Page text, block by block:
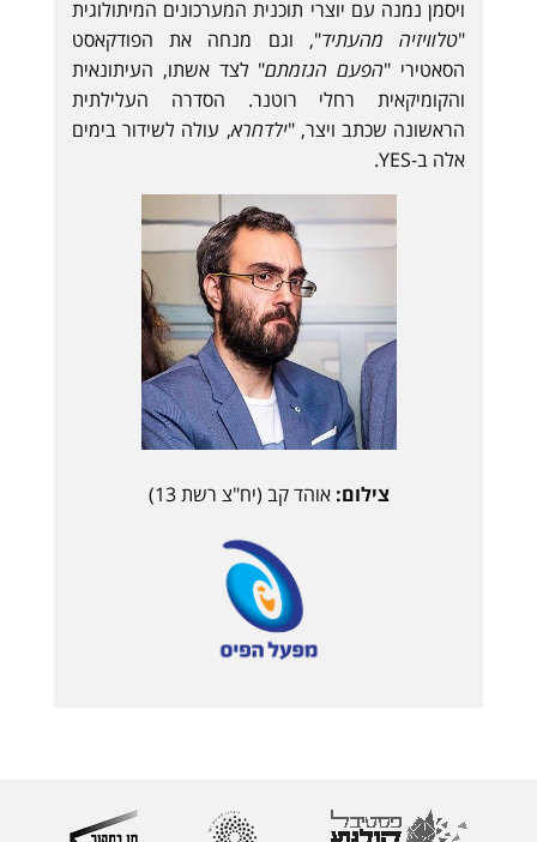
ויסמן נמנה עם יוצרי תוכנית המערכונים המיתולוגית
"טלוויזיה מהעתיד", וגם מנחה את הפודקאסט
הסאטירי "הפעם הגזמתם" לצד אשתו, העיתונאית
והקומיקאית רחלי רוטנר. הסדרה העלילתית
הראשונה שכתב ויצר, "ילדחרא, עולה לשידור בימים
אלה ב-YES.
צילום: אוהד קב (יח"צ רשת 13)